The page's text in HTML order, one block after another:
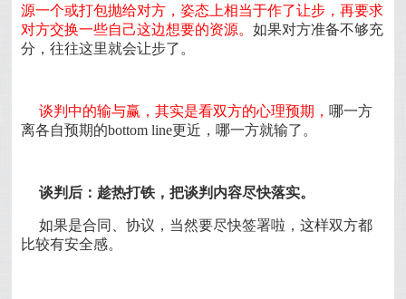
源一个或打包抛给对方，姿态上相当于作了让步，再要求
对方交换一些自己这边想要的资源。如果对方准备不够充
分，往往这里就会让步了。
谈判中的输与赢，其实是看双方的心理预期， 哪一方
离各自预期的bottom line更近，哪一方就输了。
谈判后：趁热打铁，把谈判内容尽快落实。
如果是合同、协议，当然要尽快签署啦，这样双方都
比较有安全感。